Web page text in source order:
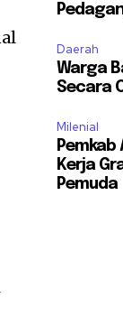
Daerah
Warga
Secara
Milenial
Pemkab
Kerja
Pemuda